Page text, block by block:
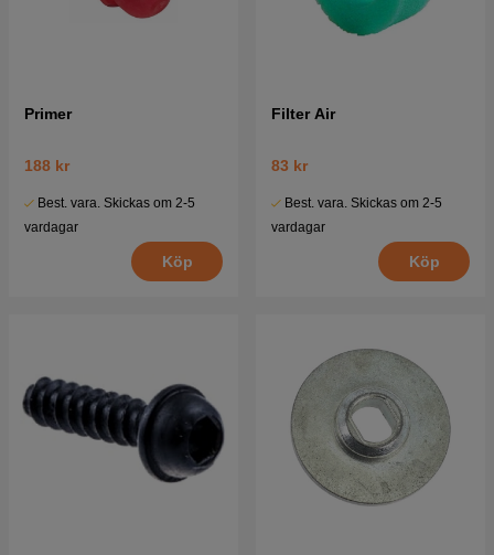
Primer
188 kr
Best. vara. Skickas om 2-5
vardagar
Köp
Filter Air
83 kr
Best. vara. Skickas om 2-5
vardagar
Köp